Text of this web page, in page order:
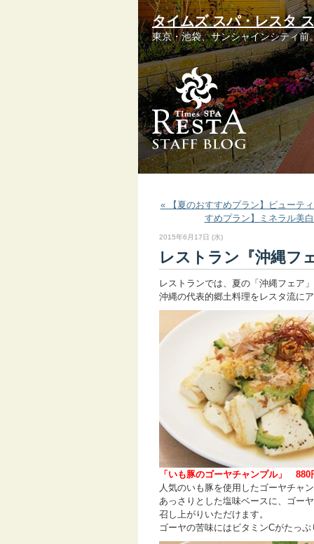
タイムズ スパ・レスタ
東京・池袋、サンシャインシティ前
« 【夏のおすすめプラン】ビューテ
すめプラン】ミネラル美
2015年6月17日 (水)
レストラン『沖縄フ
レストランでは、夏の「沖縄フェア
沖縄の代表的郷土料理をレスタ流に
「いも豚のゴーヤチャンプル」
人気のいも豚を使用したゴーヤチャ
あっさりとした塩味ベースに、ゴー
召し上がりいただけます。
ゴーヤの苦味にはビタミンCがたっ